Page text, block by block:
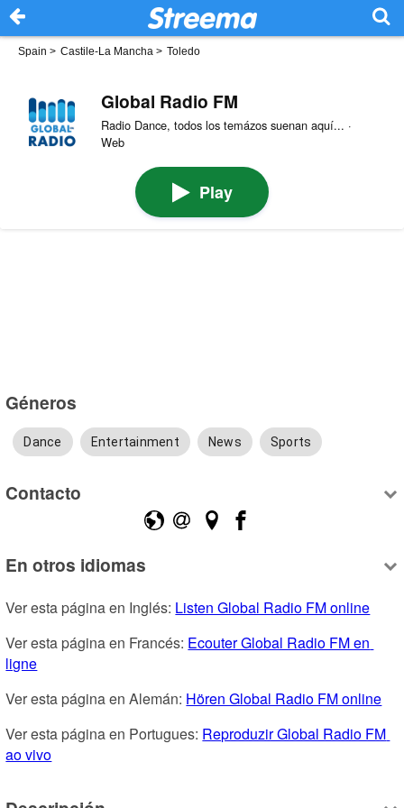
Spain > Castile-La Mancha > Toledo
Global Radio FM
Radio Dance, todos los temázos suenan aquí... ·
Web
Play
Géneros
Dance Entertainment News Sports
Contacto
En otros idiomas
Ver esta página en Inglés: Listen Global Radio FM online
Ver esta página en Francés: Ecouter Global Radio FM en
ligne
Ver esta página en Alemán: Hören Global Radio FM online
Ver esta página en Portugues: Reproduzir Global Radio FM
ao vivo